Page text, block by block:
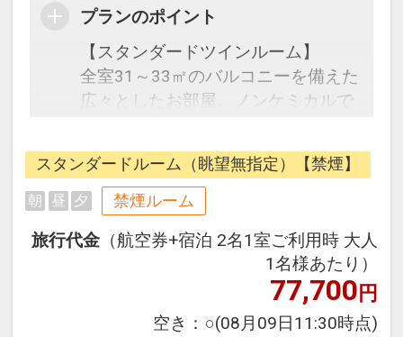
プランのポイント
【スタンダードツインルーム】
全室31～33㎡のバルコニーを備えた
広々としたお部屋。ノンケミカルで
をお誘いします。
●お子様のご宿泊について●
未就学児の添い寝に関しましては、
大人1名様につきお子様1名様までは
料金を頂戴しておりません。ただ
し、4歳以上のお子様はお食事やス
パにてお子様料金が発生いたしま
スタンダードルーム（眺望無指定）【禁煙】
朝 昼 夕 禁煙ルーム
旅行代金 （航空券+宿泊 2名1室ご利用時 大人
1名様あたり）
77,700円
空き： ○(08月09日11:30時点)